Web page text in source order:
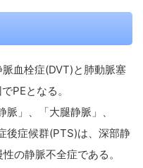
血栓症(DVT)と肺動脈塞
PEとなる。
」、「大腿静脈」、
後症候群(PTS)は、深部静
の静脈不全症である。